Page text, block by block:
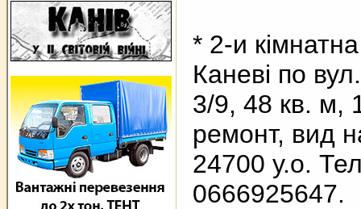
* 2-и
Каневі по
3/9, 48 кв. м,
ремонт, вид
24700 у.о.
0666925647.